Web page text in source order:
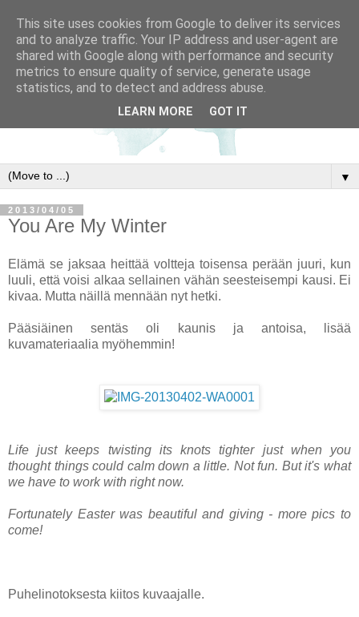
▼
2013/04/05
You Are My Winter
Elämä se jaksaa heittää voltteja toisensa perään juuri, kun
luuli, että voisi alkaa sellainen vähän seesteisempi kausi. Ei
kivaa. Mutta näillä mennään nyt hetki.
Pääsiäinen sentäs oli kaunis ja antoisa, lisää
kuvamateriaalia myöhemmin!
Life just keeps twisting its knots tighter just when you
thought things could calm down a little. Not fun. But it's what
we have to work with right now.
Fortunately Easter was beautiful and giving - more pics to
come!
Puhelinotoksesta kiitos kuvaajalle.
This site uses cookies from Google to deliver its services
and to analyze traffic. Your IP address and user-agent are
shared with Google along with performance and security
metrics to ensure quality of service, generate usage
statistics, and to detect and address abuse.
LEARN MORE GOT IT